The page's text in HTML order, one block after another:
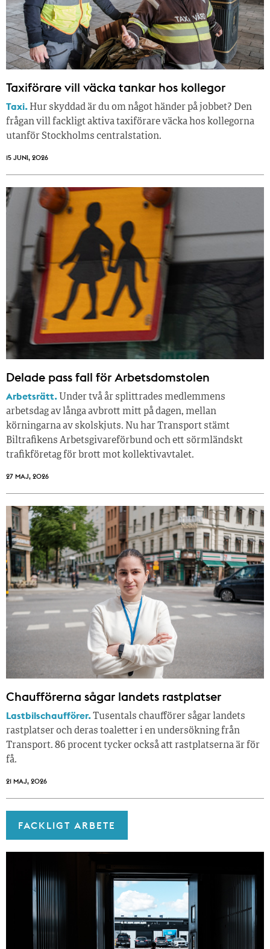
Taxiförare vill väcka tankar hos kollegor
Taxi. Hur skyddad är du om något händer på jobbet? Den
frågan vill fackligt aktiva taxiförare väcka hos kollegorna
utanför Stockholms centralstation.
15 JUNI, 2026
Delade pass fall för Arbetsdomstolen
Arbetsrätt. Under två år splittrades medlemmens
arbetsdag av långa avbrott mitt på dagen, mellan
körningarna av skolskjuts. Nu har Transport stämt
Biltrafikens Arbetsgivareförbund och ett sörmländskt
trafikföretag för brott mot kollektivavtalet.
27 MAJ, 2026
Chaufförerna sågar landets rastplatser
Lastbilschaufförer.Tusentals chaufförer sågar landets
rastplatser och deras toaletter i en undersökning från
Transport. 86 procent tycker också att rastplatserna är för
få.
21 MAJ, 2026
FACKLIGT ARBETE